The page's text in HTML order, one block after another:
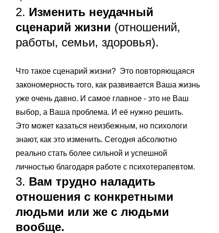
2. Изменить неудачный
сценарий жизни (отношений,
работы, семьи, здоровья).
Что такое сценарий жизни? Это повторяющаяся
закономерность того, как развивается Ваша жизнь
уже очень давно. И самое главное - это не Ваш
выбор, а Ваша проблема. И её нужно решить.
Это может казаться неизбежным, но психологи
знают, как это изменить. Сегодня абсолютно
реально стать более сильной и успешной
личностью благодаря работе с психотерапевтом.
3. Вам трудно наладить
отношения с конкретными
людьми или же с людьми
вообще.